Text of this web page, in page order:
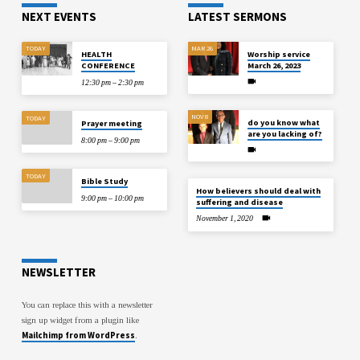
геометрию и вылеты. По гипсовой
матрице переходят к финальному
NEXT EVENTS
TODAY
HEALTH
CONFERENCE
12:30 pm – 2:30 pm
TODAY
Prayer meeting
8:00 pm – 9:00 pm
TODAY
Bible Study
9:00 pm – 10:00 pm
LATEST SERMONS
MAR 26
Worship service
March 26, 2023
NOV 8
do you know what
are you lacking of?
How believers should deal with
suffering and disease
November 1, 2020
NEWSLETTER
You can replace this with a newsletter
sign up widget from a plugin like
Mailchimp from WordPress.